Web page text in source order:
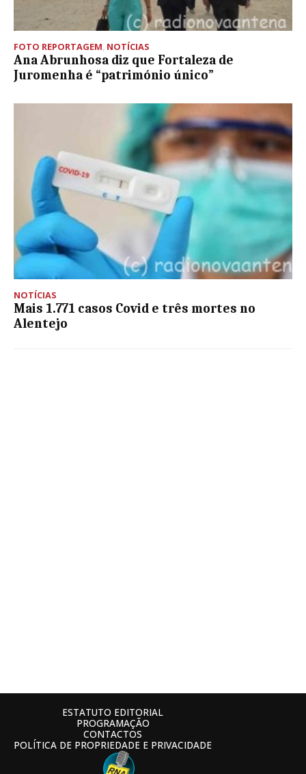
FOTO REPORTAGEM, NOTÍCIAS
Ana Abrunhosa diz que Fortaleza de
Juromenha é “património único”
NOTÍCIAS
Mais 1.771 casos Covid e três mortes no
Alentejo
ESTATUTO EDITORIAL
PROGRAMAÇÃO
CONTACTOS
POLÍTICA DE PROPRIEDADE E PRIVACIDADE